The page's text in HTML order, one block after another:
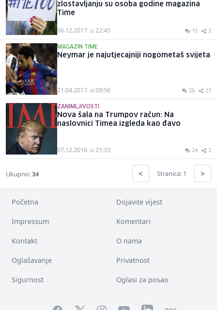
zlostavljanju su osoba godine magazina
Time
06.12.2017. u 22:45 15 2
MAGAZIN TIME
Neymar je najutjecajniji nogometaš svijeta
21.04.2017. u 09:56 26 27
ZANIMLJIVOSTI
Nova šala na Trumpov račun: Na
naslovnici Timea izgleda kao đavo
07.12.2016. u 21:33 24 2
Ukupno:34 < Stranica: 1 >
Početna Dojavite vijest
Impressum Komentari
Kontakt O nama
Oglašavanje Privatnost
Sigurnost Oglasi za posao